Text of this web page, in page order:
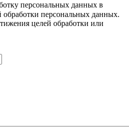
персональных данных в
обработки персональных данных.
целей обработки или